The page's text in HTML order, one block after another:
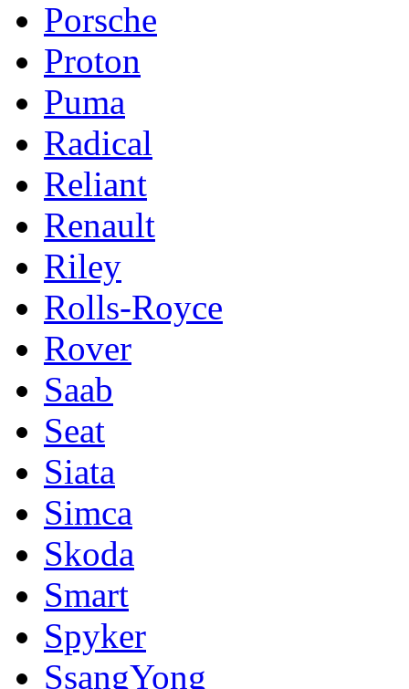
Porsche
Proton
Puma
Radical
Reliant
Renault
Riley
Rolls-Royce
Rover
Saab
Seat
Siata
Simca
Skoda
Smart
Spyker
SsangYong